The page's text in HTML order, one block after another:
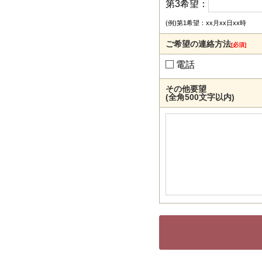
第3希望：
(例)第1希望：xx月xx日xx時
ご希望の連絡方法[必須]
電話
その他要望
(全角500文字以内)